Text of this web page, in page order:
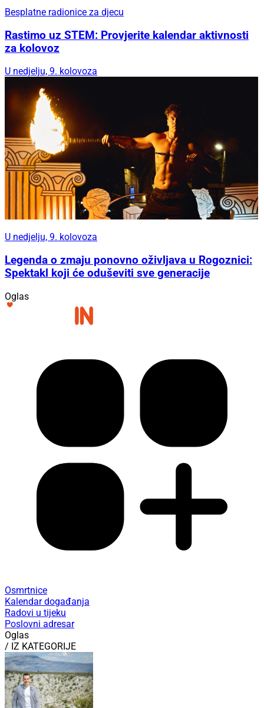
Besplatne radionice za djecu
Rastimo uz STEM: Provjerite kalendar aktivnosti
za kolovoz
U nedjelju, 9. kolovoza
U nedjelju, 9. kolovoza
Legenda o zmaju ponovno oživljava u Rogoznici:
Spektakl koji će oduševiti sve generacije
Oglas
Osmrtnice
Kalendar događanja
Radovi u tijeku
Poslovni adresar
Oglas
/ IZ KATEGORIJE